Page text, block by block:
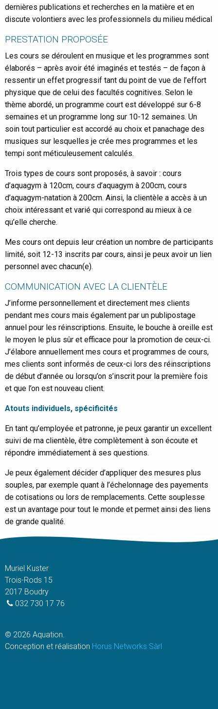
dernières publications et recherches en la matière et en
discute volontiers avec les professionnels du milieu médical
PRESTATION PROPOSÉE
Les cours se déroulent en musique et les programmes sont
élaborés – après avoir été imaginés et testés – de façon à
ressentir un effet progressif tant du point de vue de l’effort
physique que de celui des facultés cognitives. Selon le
thème abordé, un programme court est développé sur 6-8
semaines et un programme long sur 10-12 semaines. Un
soin tout particulier est accordé au choix et panachage des
musiques sur lesquelles je crée mes programmes et les
tempi sont méticuleusement calculés.
Trois types de cours sont proposés, à savoir : cours
d’aquagym à 120cm, cours d’aquagym à 200cm, cours
d’aquagym-natation à 200cm. Ainsi, la clientèle a accès à un
choix intéressant et varié qui correspond au mieux à ce
qu’elle cherche.
Mes cours ont depuis leur création un nombre de participants
limité, soit 12-13 inscrits par cours, ainsi je peux avoir un lien
personnel avec chacun(e).
COMMUNICATION AVEC LA CLIENTÈLE
J’informe personnellement et directement mes clients
pendant mes cours mais également par un publipostage
annuel pour les réinscriptions. Ensuite, le bouche à oreille est
le moyen le plus sûr et efficace pour la promotion de ceux-ci.
J’élabore annuellement mes cours et programmes de cours,
mes clients sont informés de ceux-ci lors des réinscriptions
de début d’année ou lorsqu’on s’inscrit pour la première fois
et que l’on est nouveau client.
Atouts individuels, spécificités
En tant qu’employée et patronne, je peux garantir un excellent
suivi de ma clientèle, être complètement à son écoute et
répondre immédiatement à ses questions.
Je peux également décider d’appliquer des mesures plus
souples, par exemple quant à l’échelonnage des payements
de cotisations ou lors de remplacements. Cette souplesse
est un avantage pour tout le monde et permet ainsi des liens
de grande qualité.
Muriel Kuster
Trois-Rods 15
2017 Boudry
032 730 17 76
© 2026 Aquation.
Conception et réalisation Horus Networks Sàrl